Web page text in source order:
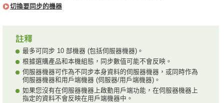
切換要同步的機器
最多可同步 10 部機器 (包括伺服器機器)。
根據選購產品和本機組態，同步數值可能不會反映。
伺服器機器可作為不同步本身資料的伺服器機器，或同時作為
伺服器機器和用戶端機器 (伺服器/用戶端機器)。
如果您沒有在伺服器機器上啟動用戶端功能，在伺服器機器上
指定的資料不會反映在用戶端機器中。